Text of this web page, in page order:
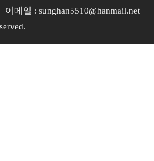
메일 : sunghan5510@hanmail.net